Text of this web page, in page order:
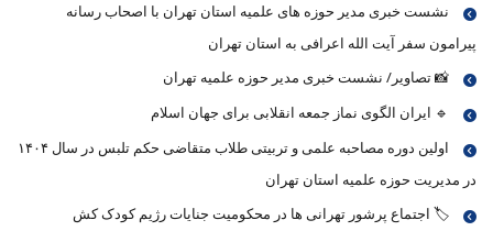
نشست خبری مدیر حوزه های علمیه استان تهران با اصحاب رسانه
پیرامون سفر آیت الله اعرافی به استان تهران
📸 تصاویر/ نشست خبری مدیر حوزه علمیه تهران
🔹 ایران الگوی نماز جمعه انقلابی برای جهان اسلام
اولین دوره مصاحبه علمی و تربیتی طلاب متقاضی حکم تلبس در سال ۱۴۰۴
در مدیریت حوزه علمیه استان تهران
🏷 اجتماع پرشور تهرانی ها در محکومیت جنایات رژیم کودک کش